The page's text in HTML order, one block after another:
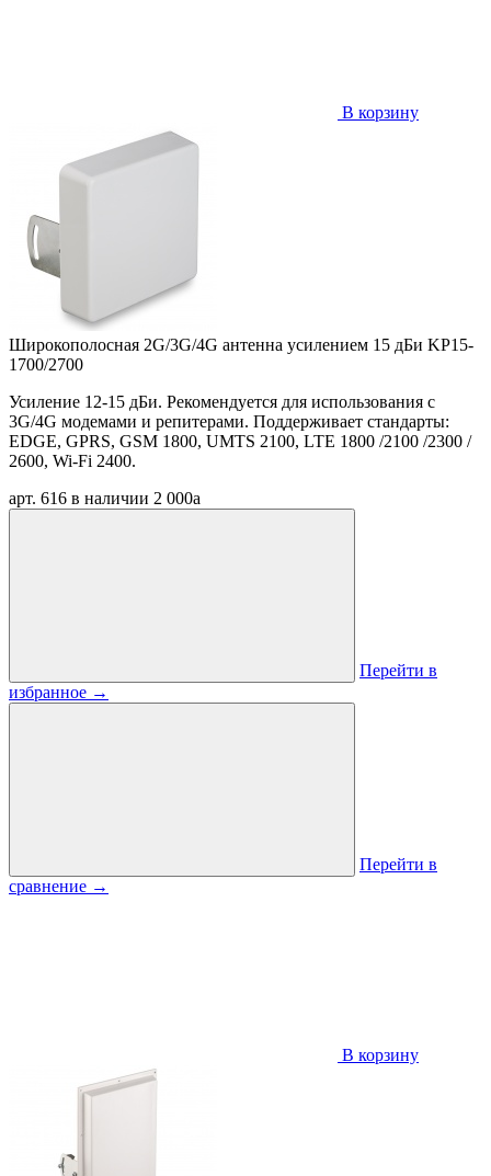
В корзину
Широкополосная 2G/3G/4G антенна усилением 15 дБи KP15-
1700/2700
Усиление 12-15 дБи. Рекомендуется для использования с
3G/4G модемами и репитерами. Поддерживает стандарты:
EDGE, GPRS, GSM 1800, UMTS 2100, LTE 1800 /2100 /2300 /
2600, Wi-Fi 2400.
арт. 616 в наличии 2 000a
Перейти в
избранное →
Перейти в
сравнение →
В корзину